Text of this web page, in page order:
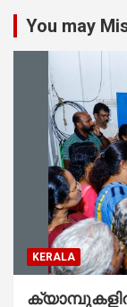
You may
KERALA